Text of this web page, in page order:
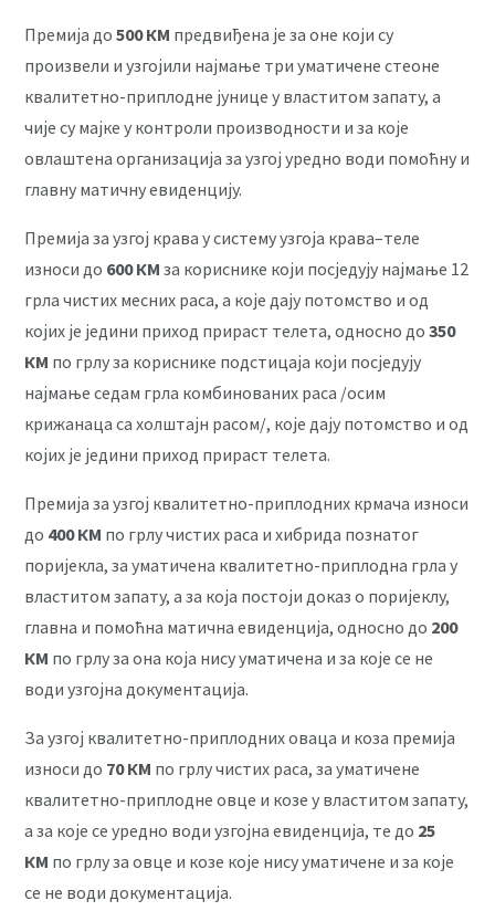
Премија до500 КМ предвиђена је за оне који су
произвели и узгојили најмање три уматичене стеоне
квалитетно-приплодне јунице у властитом запату, а
чије су мајке у контроли производности и за које
овлаштена организација за узгој уредно води помоћну и
главну матичну евиденцију.
Премија за узгој крава у систему узгоја крава–теле
износи до 600 КМ за кориснике који посједују најмање 12
грла чистих месних раса, а које дају потомство и од
којих је једини приход прираст телета, односно до350
КМ по грлу за кориснике подстицаја који посједују
најмање седам грла комбинованих раса /осим
крижанаца са холштајн расом/, које дају потомство и од
којих је једини приход прираст телета.
Премија за узгој квалитетно-приплодних крмача износи
до 400 КМ по грлу чистих раса и хибрида познатог
поријекла, за уматичена квалитетно-приплодна грла у
властитом запату, а за која постоји доказ о поријеклу,
главна и помоћна матична евиденција, односно до 200
КМ по грлу за она која нису уматичена и за које се не
води узгојна документација.
За узгој квалитетно-приплодних оваца и коза премија
износи до 70 КМ по грлу чистих раса, за уматичене
квалитетно-приплодне овце и козе у властитом запату,
а за које се уредно води узгојна евиденција, те до 25
КМ по грлу за овце и козе које нису уматичене и за које
се не води документација.